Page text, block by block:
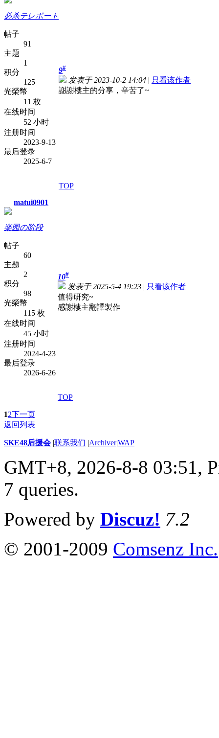
必杀テレポート
帖子
91
主题
1
积分
125
光榮幣
11 枚
在线时间
52 小时
注册时间
2023-9-13
最后登录
2025-6-7
9#
发表于 2023-10-2 14:04 | 只看该作者
謝謝樓主的分享，辛苦了~
TOP
matui0901
楽园の阶段
帖子
60
主题
2
积分
98
光榮幣
115 枚
在线时间
45 小时
注册时间
2024-4-23
最后登录
2026-6-26
10#
发表于 2025-5-4 19:23 | 只看该作者
值得研究~
感謝樓主翻譯製作
TOP
12下一页
返回列表
SKE48后援会 |联系我们 |Archiver|WAP
GMT+8, 2026-8-8 03:51,
7 queries.
Powered by Discuz! 7.2
© 2001-2009 Comsenz Inc.